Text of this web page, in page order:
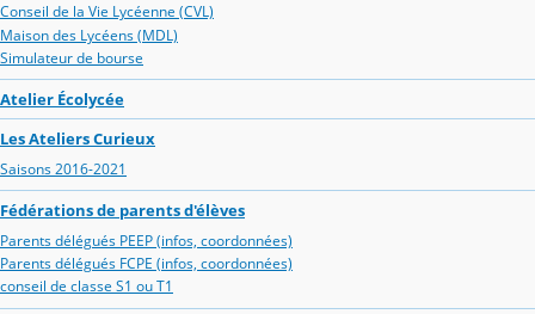
Conseil de la Vie Lycéenne (CVL)
Maison des Lycéens (MDL)
Simulateur de bourse
Atelier Écolycée
Les Ateliers Curieux
Saisons 2016-2021
Fédérations de parents d'élèves
Parents délégués PEEP (infos, coordonnées)
Parents délégués FCPE (infos, coordonnées)
conseil de classe S1 ou T1